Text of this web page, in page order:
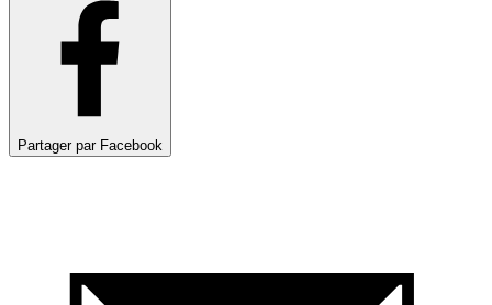
Partager par Facebook